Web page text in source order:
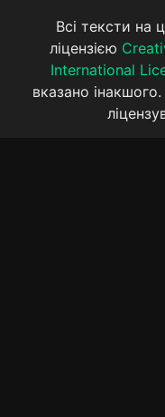
Всі тексти на
ліцензією
International
вказано